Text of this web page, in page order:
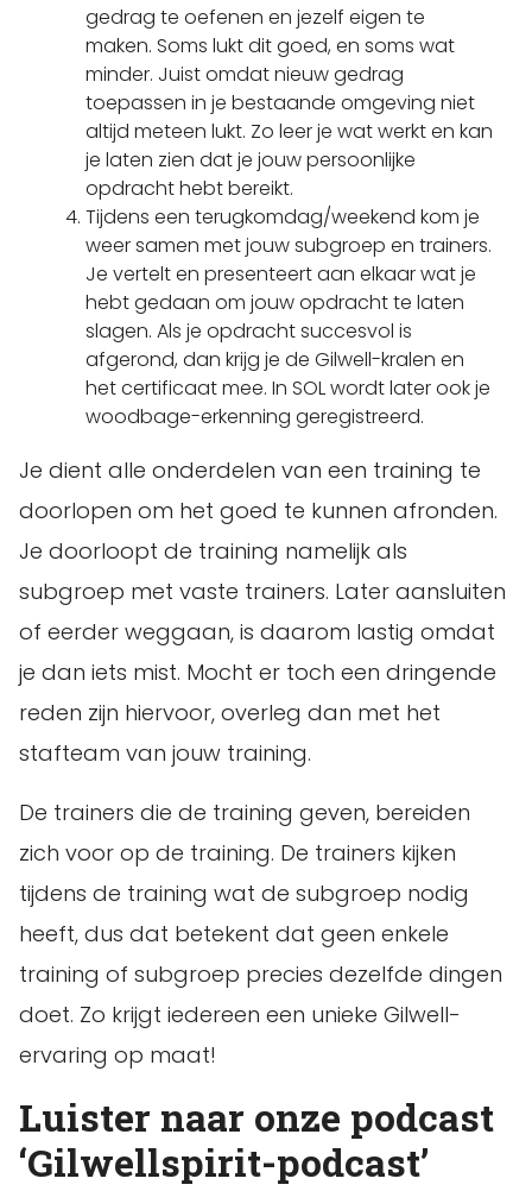
gedrag te oefenen en jezelf eigen te
maken. Soms lukt dit goed, en soms wat
minder. Juist omdat nieuw gedrag
toepassen in je bestaande omgeving niet
altijd meteen lukt. Zo leer je wat werkt en kan
je laten zien dat je jouw persoonlijke
opdracht hebt bereikt.
Tijdens een terugkomdag/weekend kom je
weer samen met jouw subgroep en trainers.
Je vertelt en presenteert aan elkaar wat je
hebt gedaan om jouw opdracht te laten
slagen. Als je opdracht succesvol is
afgerond, dan krijg je de Gilwell-kralen en
het certificaat mee. In SOL wordt later ook je
woodbage-erkenning geregistreerd.
Je dient alle onderdelen van een training te
doorlopen om het goed te kunnen afronden.
Je doorloopt de training namelijk als
subgroep met vaste trainers. Later aansluiten
of eerder weggaan, is daarom lastig omdat
je dan iets mist. Mocht er toch een dringende
reden zijn hiervoor, overleg dan met het
stafteam van jouw training.
De trainers die de training geven, bereiden
zich voor op de training. De trainers kijken
tijdens de training wat de subgroep nodig
heeft, dus dat betekent dat geen enkele
training of subgroep precies dezelfde dingen
doet. Zo krijgt iedereen een unieke Gilwell-
ervaring op maat!
Luister naar onze podcast
‘Gilwellspirit-podcast’